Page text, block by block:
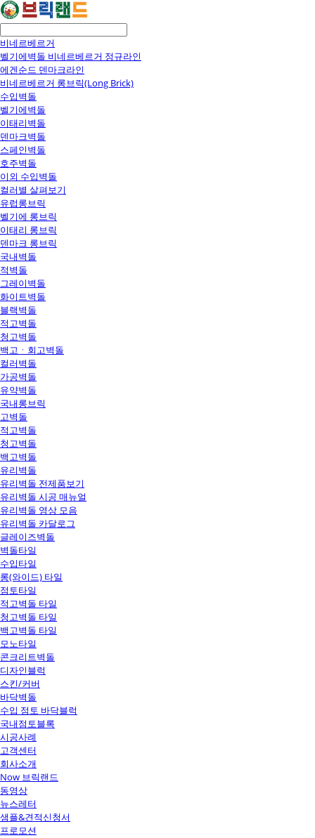
비네르베르거
벨기에벽돌 비네르베르거 정규라인
에겐순드 덴마크라인
비네르베르거 롱브릭(Long Brick)
수입벽돌
벨기에벽돌
이태리벽돌
덴마크벽돌
스페인벽돌
호주벽돌
이외 수입벽돌
컬러별 살펴보기
유럽롱브릭
벨기에 롱브릭
이태리 롱브릭
덴마크 롱브릭
국내벽돌
적벽돌
그레이벽돌
화이트벽돌
블랙벽돌
적고벽돌
청고벽돌
백고ㆍ회고벽돌
컬러벽돌
가공벽돌
유약벽돌
국내롱브릭
고벽돌
적고벽돌
청고벽돌
백고벽돌
유리벽돌
유리벽돌 전제품보기
유리벽돌 시공 매뉴얼
유리벽돌 영상 모음
유리벽돌 카달로그
글레이즈벽돌
벽돌타일
수입타일
롱(와이드) 타일
점토타일
적고벽돌 타일
청고벽돌 타일
백고벽돌 타일
모노타일
콘크리트벽돌
디자인블럭
스킨/커버
바닥벽돌
수입 점토 바닥블럭
국내점토블록
시공사례
고객센터
회사소개
Now 브릭랜드
동영상
뉴스레터
샘플&견적신청서
프로모션